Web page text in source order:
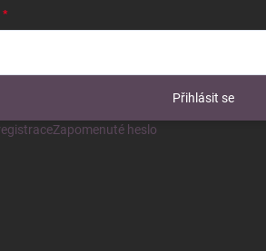
Přihlásit se
Zapomenuté heslo